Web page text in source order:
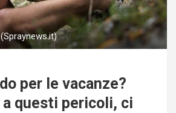
per le vacanze?
questi pericoli, ci